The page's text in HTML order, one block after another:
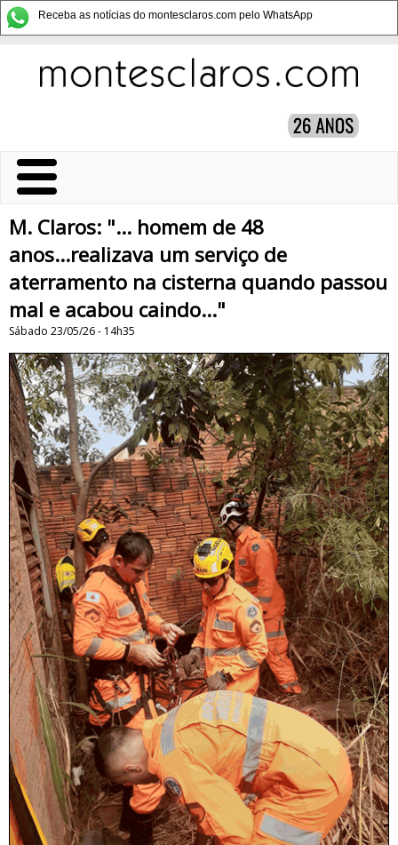
Receba as notícias do montesclaros.com pelo WhatsApp
M. Claros: "... homem de 48
anos...realizava um serviço de
aterramento na cisterna quando passou
mal e acabou caindo..."
Sábado 23/05/26 - 14h35